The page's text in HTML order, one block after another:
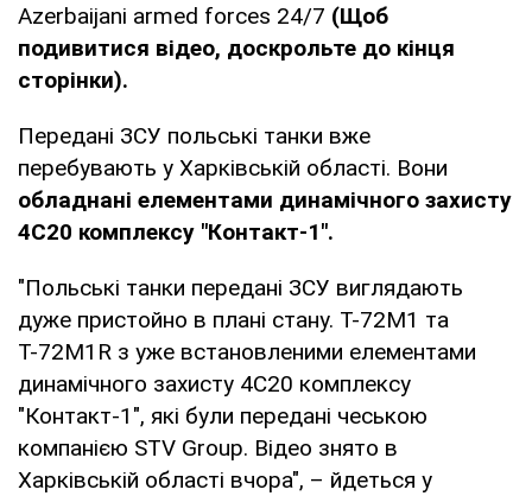
Azerbaijani armed forces 24/7 (Щоб
подивитися відео, доскрольте до кінця
сторінки).
Передані ЗСУ польські танки вже
перебувають у Харківській області. Вони
обладнані елементами динамічного захисту
4С20 комплексу "Контакт-1".
"Польські танки передані ЗСУ виглядають
дуже пристойно в плані стану. Т-72М1 та
Т-72М1R з уже встановленими елементами
динамічного захисту 4С20 комплексу
"Контакт-1", які були передані чеською
компанією STV Group. Відео знято в
Харківській області вчора", – йдеться у